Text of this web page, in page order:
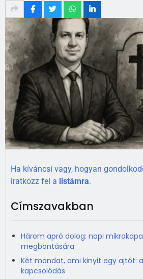
Ha kíváncsi vagy, hogyan
iratkozz fel a listámra.
Címszavakban
Három apró dolog: napi
megbontására
Két mondat, ami kinyit egy ajtót:
kapcsolódás